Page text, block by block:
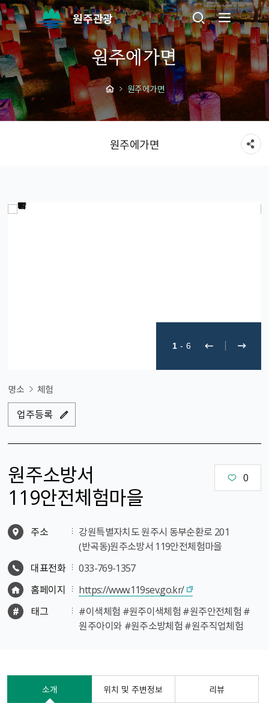
원주관광
원주에가면
원주에가면
원주에가면
1 - 6
명소 체험
업주등록
원주소방서
119안전체험마을
0
주소
강원특별자치도 원주시 동부순환로 201
（반곡동）원주소방서 119안전체험마을
대표전화
033-769-1357
홈페이지
https://www.119sev.go.kr/
태그
#이색체험 #원주이색체험 #원주안전체험 #
원주아이와 #원주소방체험 #원주직업체험
소개 위치 및 주변정보 리뷰